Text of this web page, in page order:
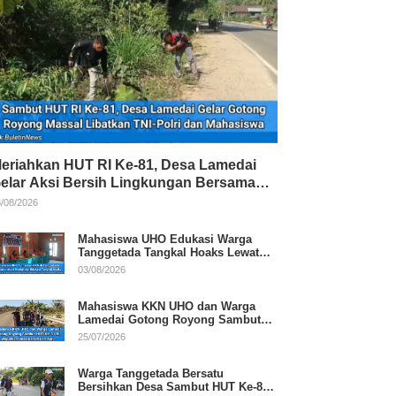
HUT RI Ke-81, Desa Lamedai
Aksi Bersih Lingkungan Bersama
Polri
08/2026
Mahasiswa UHO Edukasi Warga
Tanggetada Tangkal Hoaks Lewat
Program Literasi
03/08/2026
Mahasiswa KKN UHO dan Warga
Lamedai Gotong Royong Sambut
HUT Ke-81 RI
25/07/2026
Warga Tanggetada Bersatu
Bersihkan Desa Sambut HUT Ke-81